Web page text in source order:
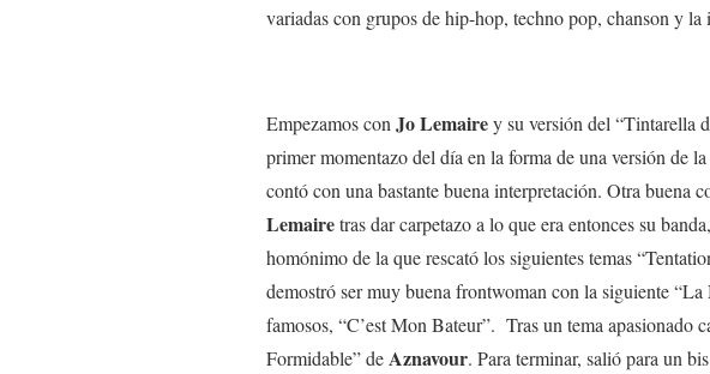
variadas con grupos de hip-hop, techno pop, chanson y
Empezamos conJo Lemairey su versión del “Tintarella
primer momentazo del día en la forma de una versión de
contó con una bastante buena interpretación. Otra buena
Lemairetras dar carpetazo a lo que era entonces su
homónimo de la que rescató los siguientes temas
demostró ser muy buena frontwoman con la siguiente
famosos, “C’est Mon Bateur”. Tras un tema
Formidable” deAznavour. Para terminar, salió para un